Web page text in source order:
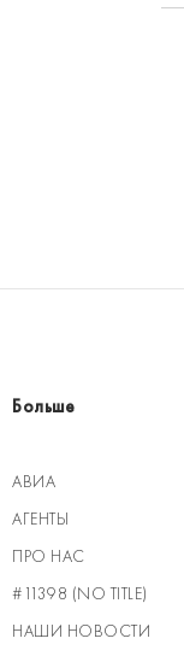
Больше
АВИА
АГЕНТЫ
ПРО НАС
#11398 (NO TITLE)
НАШИ НОВОСТИ